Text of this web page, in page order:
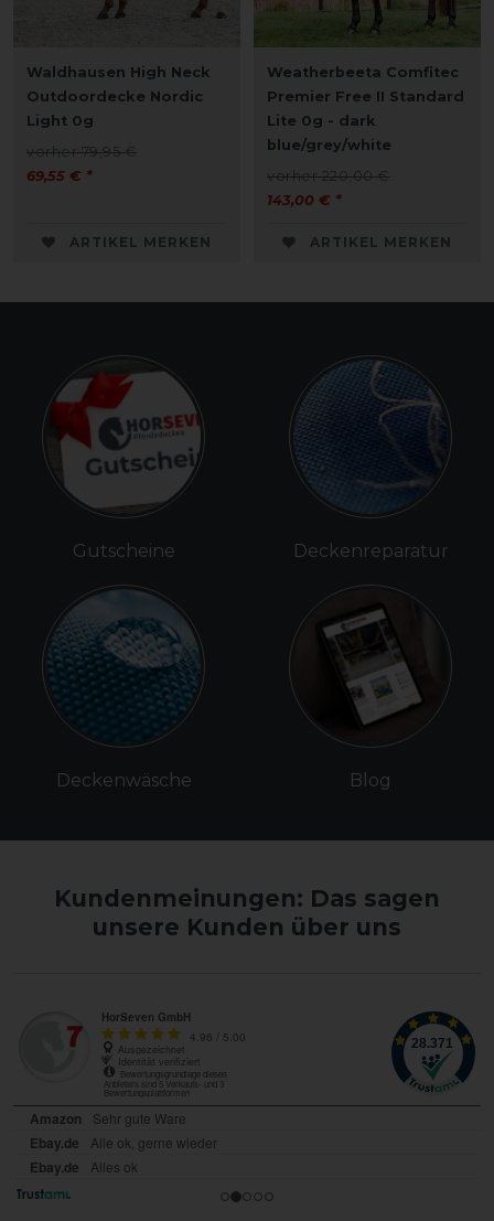
Waldhausen High Neck
Outdoordecke Nordic
Light 0g
vorher 79,95 €
69,55 € *
ARTIKEL MERKEN
Weatherbeeta Comfitec
Premier Free II Standard
Lite 0g - dark
blue/grey/white
vorher 220,00 €
143,00 € *
ARTIKEL MERKEN
Gutscheine
Deckenwäsche
Deckenreparatur
Blog
Kundenmeinungen: Das sagen
unsere Kunden über uns